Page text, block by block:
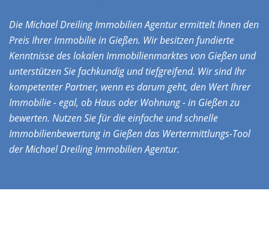
Die Michael Dreiling Immobilien Agentur ermittelt Ihnen den
Preis Ihrer Immobilie in Gießen. Wir besitzen fundierte
Kenntnisse des lokalen Immobilienmarktes von Gießen und
unterstützen Sie fachkundig und tiefgreifend. Wir sind Ihr
kompetenter Partner, wenn es darum geht, den Wert Ihrer
Immobilie - egal, ob Haus oder Wohnung - in Gießen zu
bewerten. Nutzen Sie für die einfache und schnelle
Immobilienbewertung in Gießen das Wertermittlungs-Tool
der Michael Dreiling Immobilien Agentur.